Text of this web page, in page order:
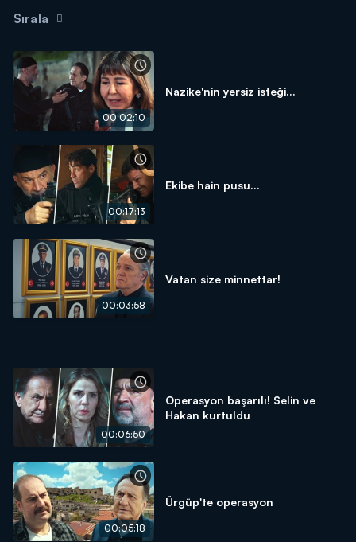
Sırala
00:02:10
Nazike'nin yersiz isteği...
00:17:13
Ekibe hain pusu...
00:03:58
Vatan size minnettar!
00:06:50
Operasyon başarılı! Selin ve
Hakan kurtuldu
00:05:18
Ürgüp'te operasyon